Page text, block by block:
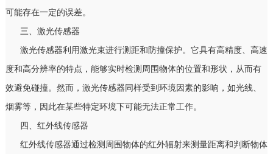
可能存在一定的误差。
三、激光传感器
激光传感器利用激光束进行测距和防撞保护。它具有高精度、高速
度和高分辨率的特点，能够实时检测周围物体的位置和形状，从而有
效避免碰撞。然而，激光传感器同样受到环境因素的影响，如光线、
烟雾等，因此在某些特定环境下可能无法正常工作。
四、红外线传感器
红外线传感器通过检测周围物体的红外辐射来测量距离和判断物体